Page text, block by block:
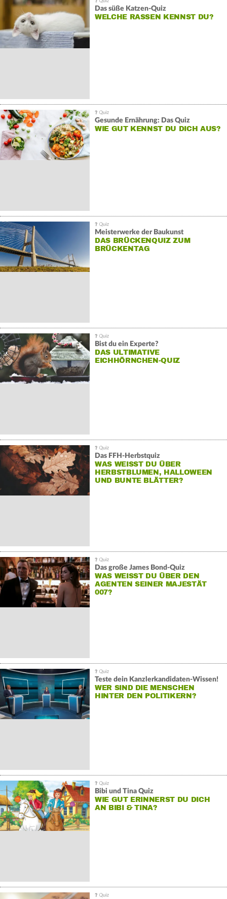
Das süße Katzen-Quiz
WELCHE RASSEN KENNST DU?
Gesunde Ernährung: Das Quiz
WIE GUT KENNST DU DICH AUS?
Meisterwerke der Baukunst
DAS BRÜCKENQUIZ ZUM
BRÜCKENTAG
Bist du ein Experte?
DAS ULTIMATIVE
EICHHÖRNCHEN-QUIZ
Das FFH-Herbstquiz
WAS WEISST DU ÜBER H
ERBSTBLUMEN, HALLOWEEN U
ND BUNTE BLÄTTER?
Das große James Bond-Quiz
WAS WEISST DU ÜBER DEN A
GENTEN SEINER MAJESTÄT 0
07?
Teste dein Kanzlerkandidaten-Wissen!
WER SIND DIE MENSCHEN
HINTER DEN POLITIKERN?
Bibi und Tina Quiz
WIE GUT ERINNERST DU DICH
AN BIBI & TINA?